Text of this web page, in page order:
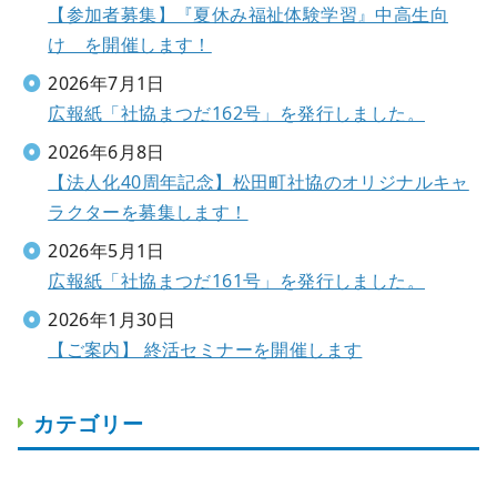
【参加者募集】『夏休み福祉体験学習』中高生向
け を開催します！
広報紙「社協まつだ162号」を発行しました。
2026年7月1日
【法人化40周年記念】松田町社協のオリジナルキャ
ラクターを募集します！
2026年6月8日
広報紙「社協まつだ161号」を発行しました。
2026年5月1日
【ご案内】 終活セミナーを開催します
2026年1月30日
カテゴリー